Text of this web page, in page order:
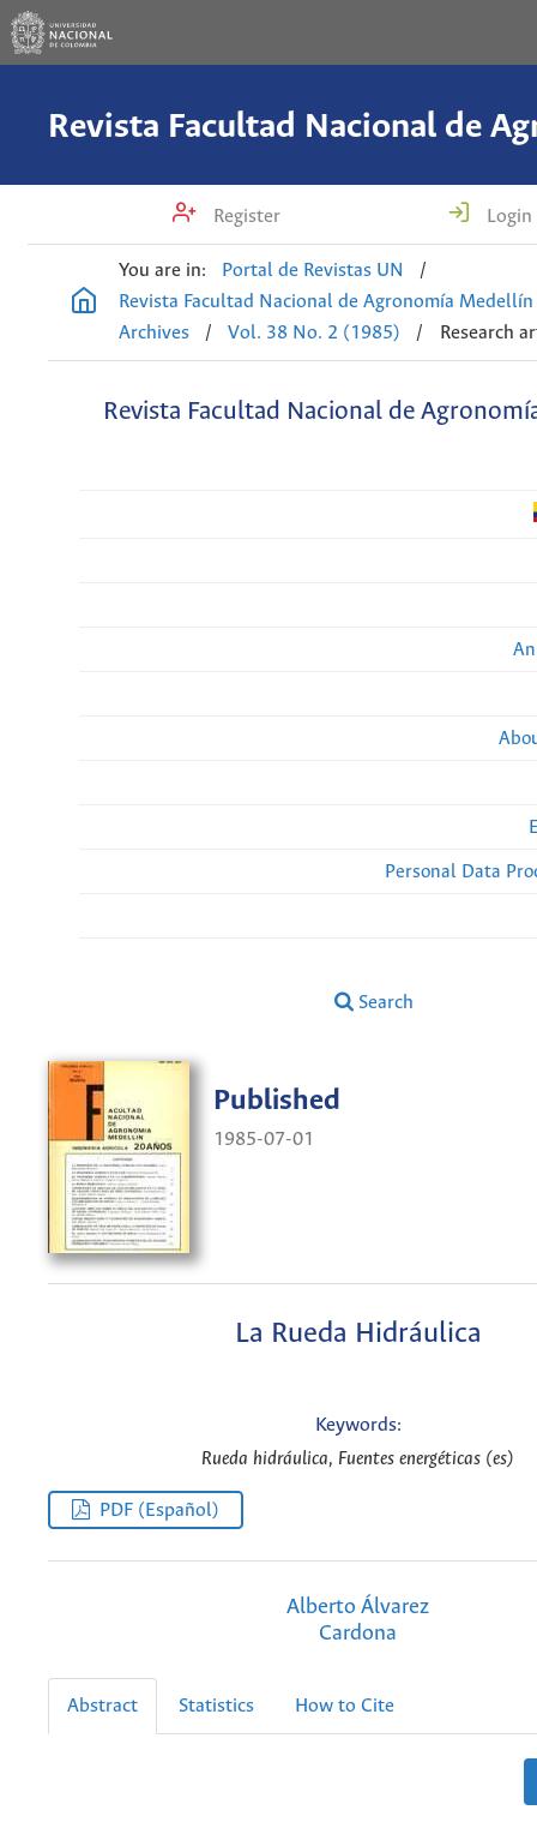
Register Login
You are in: Portal de Revistas UN
/
Revista Facultad Nacional de Agronomía Medellín
Archives
/ Vol. 38 No. 2 (1985) / Research
Revista Facultad Nacional de
Personal Data
Search
Published
1985-07-01
La Rueda Hidráulica
Keywords:
Rueda hidráulica, Fuentes energéticas (es)
PDF (Español)
Alberto Álvarez
Cardona
Abstract Statistics How to Cite